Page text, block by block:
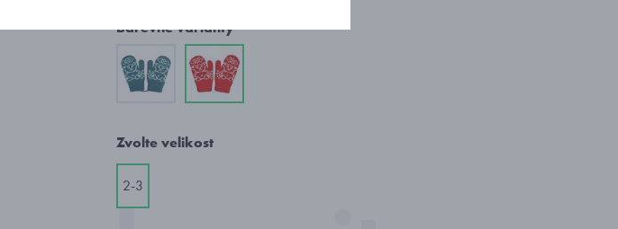
Barevné varianty
Zvolte velikost
2-3